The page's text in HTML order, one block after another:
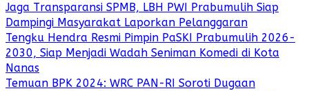
Jaga Transparansi SPMB, LBH PWI Prabumulih Siap
Dampingi Masyarakat Laporkan Pelanggaran
Tengku Hendra Resmi Pimpin PaSKI Prabumulih 2026-
2030, Siap Menjadi Wadah Seniman Komedi di Kota
Nanas
Temuan BPK 2024: WRC PAN-RI Soroti Dugaan